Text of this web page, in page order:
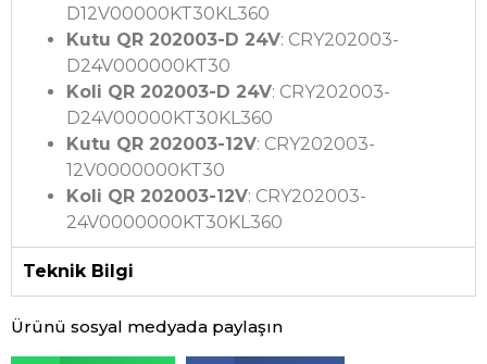
D12V00000KT30KL360
Kutu QR 202003-D 24V: CRY202003-
D24V000000KT30
Koli QR 202003-D 24V: CRY202003-
D24V00000KT30KL360
Kutu QR 202003-12V: CRY202003-
12V0000000KT30
Koli QR 202003-12V: CRY202003-
24V0000000KT30KL360
Teknik Bilgi
Ürünü sosyal medyada paylaşın